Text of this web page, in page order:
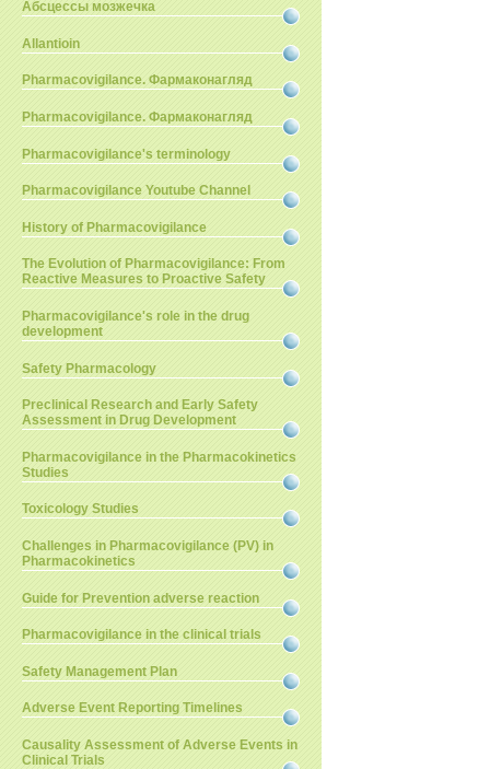
Абсцессы мозжечка
Allantioin
Pharmacovigilance. Фармаконагляд
Pharmacovigilance. Фармаконагляд
Pharmacovigilance's terminology
Pharmacovigilance Youtube Channel
History of Pharmacovigilance
The Evolution of Pharmacovigilance: From
Reactive Measures to Proactive Safety
Pharmacovigilance's role in the drug
development
Safety Pharmacology
Preclinical Research and Early Safety
Assessment in Drug Development
Pharmacovigilance in the Pharmacokinetics
Studies
Toxicology Studies
Challenges in Pharmacovigilance (PV) in
Pharmacokinetics
Guide for Prevention adverse reaction
Pharmacovigilance in the clinical trials
Safety Management Plan
Adverse Event Reporting Timelines
Causality Assessment of Adverse Events in
Clinical Trials